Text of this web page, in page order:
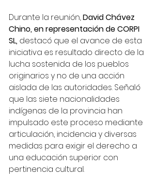
Durante la reunión, David Chávez
Chino, en representación de CORPI
SL, destacó que el avance de esta
iniciativa es resultado directo de la
lucha sostenida de los pueblos
originarios y no de una acción
aislada de las autoridades. Señaló
que las siete nacionalidades
indígenas de la provincia han
impulsado este proceso mediante
articulación, incidencia y diversas
medidas para exigir el derecho a
una educación superior con
pertinencia cultural.